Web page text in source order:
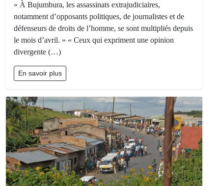
« À Bujumbura, les assassinats extrajudiciaires,
notamment d’opposants politiques, de journalistes et de
défenseurs de droits de l’homme, se sont multipliés depuis
le mois d’avril. » « Ceux qui expriment une opinion
divergente (…)
En savoir plus